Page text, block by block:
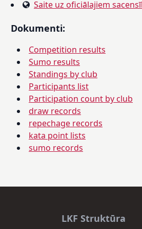
Saite uz oficiālajiem
Dokumenti:
Competition results
Sumo results
Standings by club
Participants list
Participation count by club
draw records
repechage records
kata point lists
sumo records
LKF Struktūra